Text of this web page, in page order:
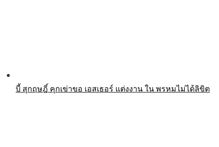
บี้ สุกฤษฎิ์ คุกเข่าขอ เอสเธอร์ แต่งงาน ใน พรหมไม่ได้ลิขิต